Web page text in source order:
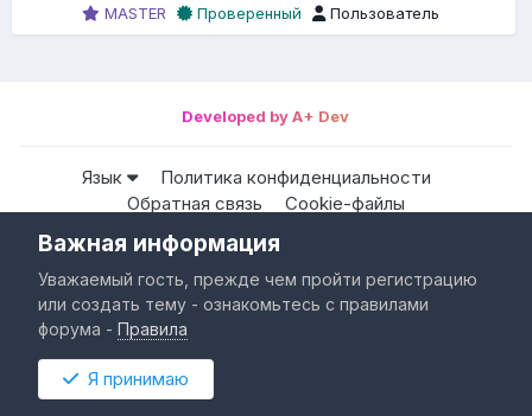
MASTER
Проверенный Пользователь
Developed by A+ Dev
Язык
Политика конфиденциальности
Обратная связь
Cookie-файлы
Powered by Invision Community
Важная информация
Уважаемый гость, прежде чем пройти регистрацию
или создать тему - ознакомьтесь с правилами
форума -Правила
Я принимаю